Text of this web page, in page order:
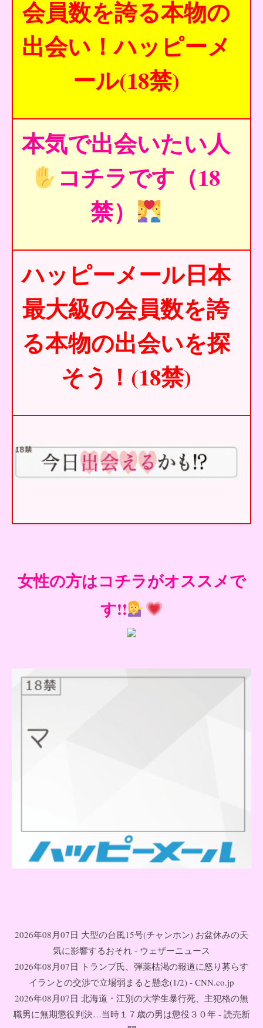
会員数を誇る本物の
出会い！ハッピーメ
ール(18禁)
本気で出会いたい人
コチラです（18
禁）
ハッピーメール日本
最大級の会員数を誇
る本物の出会いを探
そう！(18禁)
女性の方はコチラがオススメで
す!!
2026年08月07日 大型の台風15号(チャンホン) お盆休みの天
気に影響するおそれ - ウェザーニュース
2026年08月07日 トランプ氏、弾薬枯渇の報道に怒り募らす
イランとの交渉で立場弱まると懸念(1/2) - CNN.co.jp
2026年08月07日 北海道・江別の大学生暴行死、主犯格の無
職男に無期懲役判決…当時１７歳の男は懲役３０年 - 読売新